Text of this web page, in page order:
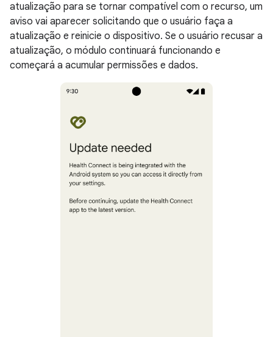
atualização para se tornar compatível com o recurso, um
aviso vai aparecer solicitando que o usuário faça a
atualização e reinicie o dispositivo. Se o usuário recusar a
atualização, o módulo continuará funcionando e
começará a acumular permissões e dados.